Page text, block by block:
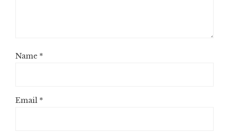
Name *
Email *